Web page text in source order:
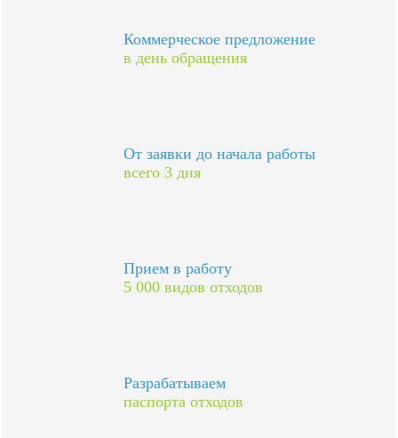
Коммерческое предложение
в день обращения
От заявки до начала работы
всего 3 дня
Прием в работу
5 000 видов отходов
Разрабатываем
паспорта отходов